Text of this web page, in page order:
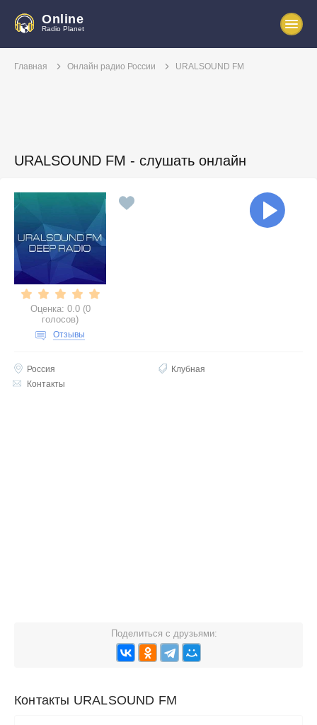
Online
Radio Planet
Главная Онлайн радио России URALSOUND FM
URALSOUND FM - слушать онлайн
Оценка: 0.0 (0
голосов)
Отзывы
Россия
Клубная
Контакты
Поделиться с друзьями:
Контакты URALSOUND FM